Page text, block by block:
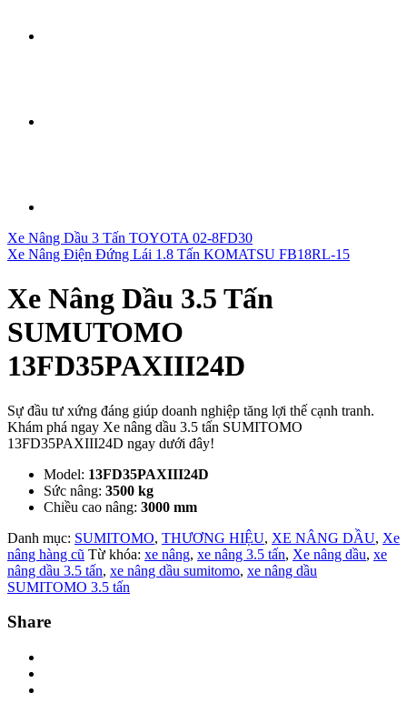
Xe Nâng Dầu 3 Tấn TOYOTA 02-8FD30
Xe Nâng Điện Đứng Lái 1.8 Tấn KOMATSU FB18RL-15
Xe Nâng Dầu 3.5 Tấn
SUMUTOMO
13FD35PAXIII24D
Sự đầu tư xứng đáng giúp doanh nghiệp tăng lợi thế cạnh tranh.
Khám phá ngay Xe nâng dầu 3.5 tấn SUMITOMO
13FD35PAXIII24D ngay dưới đây!
Model: 13FD35PAXIII24D
Sức nâng: 3500 kg
Chiều cao nâng: 3000 mm
Danh mục: SUMITOMO, THƯƠNG HIỆU, XE NÂNG DẦU, Xe
nâng hàng cũ Từ khóa: xe nâng, xe nâng 3.5 tấn, Xe nâng dầu, xe
nâng dầu 3.5 tấn, xe nâng dầu sumitomo, xe nâng dầu
SUMITOMO 3.5 tấn
Share